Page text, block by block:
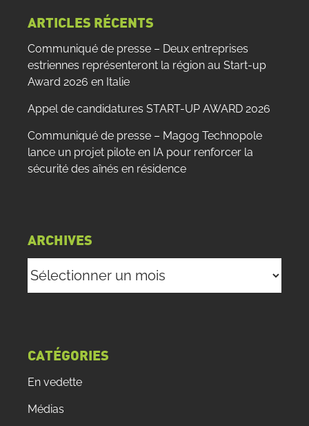
ARTICLES RÉCENTS
Communiqué de presse – Deux entreprises
estriennes représenteront la région au Start-up
Award 2026 en Italie
Appel de candidatures START-UP AWARD 2026
Communiqué de presse – Magog Technopole
lance un projet pilote en IA pour renforcer la
sécurité des aînés en résidence
ARCHIVES
CATÉGORIES
En vedette
Médias